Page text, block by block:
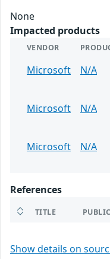
None
Impacted products
VENDOR
Microsoft N/A
Microsoft
N/A
Microsoft
N/A
References
TITLE
Show details on